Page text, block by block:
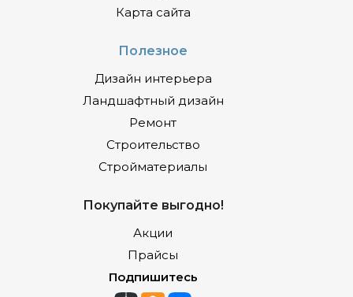
Карта сайта
Полезное
Дизайн интерьера
Ландшафтный дизайн
Ремонт
Строительство
Стройматериалы
Покупайте выгодно!
Акции
Прайсы
Подпишитесь